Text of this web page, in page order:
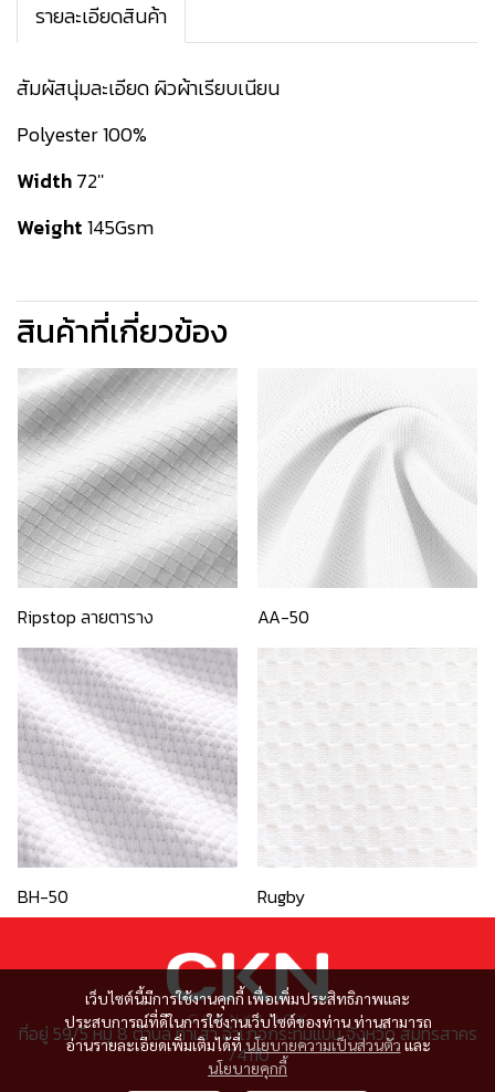
รายละเอียดสินค้า
สัมผัสนุ่มละเอียด ผิวผ้าเรียบเนียน
Polyester 100%
Width72''
Weight145Gsm
สินค้าที่เกี่ยวข้อง
Ripstop ลายตาราง AA-50
BH-50 Rugby
เว็บไซต์นี้มีการใช้งานคุกกี้ เพื่อเพิ่มประสิทธิภาพและ
ประสบการณ์ที่ดีในการใช้งานเว็บไซต์ของท่าน ท่านสามารถ
อ่านรายละเอียดเพิ่มเติมได้ที่นโยบายความเป็นส่วนตัวและ
นโยบายคุกกี้
ที่อยู่ 59/5 หมู่ 8 ตำบล ท่าเสา อำเภอกระทุ่มแบน จังหวัด สมุทรสาคร
74110